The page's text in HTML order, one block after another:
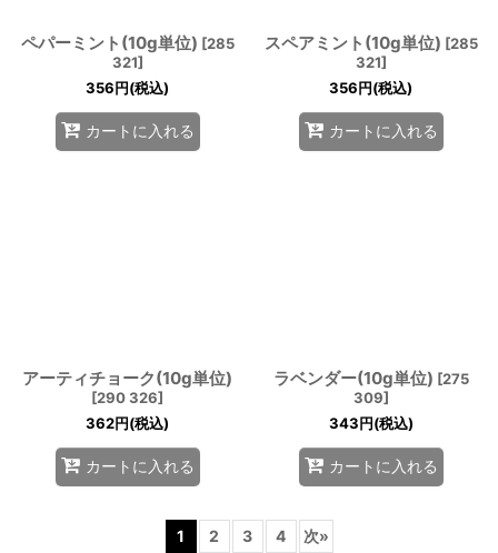
ペパーミント(10g単位) [285
321]
356円(税込)
カートに入れる
スペアミント(10g単位) [285
321]
356円(税込)
カートに入れる
アーティチョーク(10g単位)
[290 326]
362円(税込)
カートに入れる
ラベンダー(10g単位) [275
309]
343円(税込)
カートに入れる
1 2 3 4 次»